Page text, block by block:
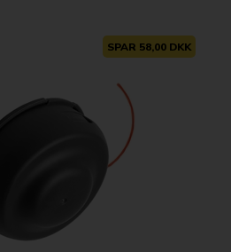
SPAR 58,00 DKK